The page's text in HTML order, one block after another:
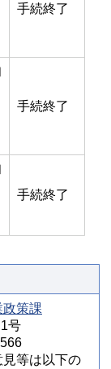
手続終了
手続終了
手続終了
策課
号
等は以下の